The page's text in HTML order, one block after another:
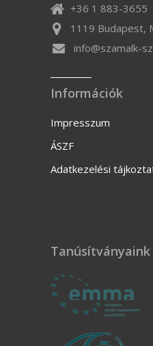
+36 1 883-3655
1119 Budapest,
info@szamalk-
Információk
Impresszum
ÁSZF
Adatkezelési
Tanúsítványaink